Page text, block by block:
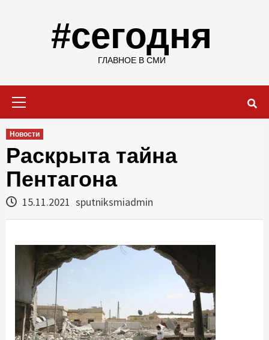
#сегодня
ГЛАВНОЕ В СМИ
Новости
Раскрыта тайна
Пентагона
15.11.2021 sputniksmiadmin